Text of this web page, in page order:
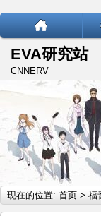
EVA研究站
CNNERV
现在的位置: 首页 > 福